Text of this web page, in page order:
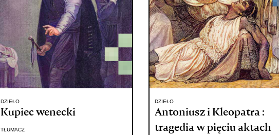
DZIEŁO
Kupiec wenecki
TŁUMACZ
DZIEŁO
Antoniusz i Kleopatra :
tragedia w pięciu aktach